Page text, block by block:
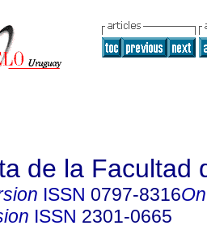
de la Facultad
ISSN 0797-8316
ISSN 2301-0665